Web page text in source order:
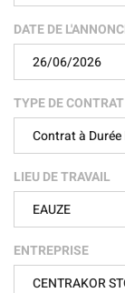
DATE DE
26/06/2026
TYPE DE CONTRAT
Contrat à
LIEU DE TRAVAIL
EAUZE
ENTREPRISE
CENTRAKOR